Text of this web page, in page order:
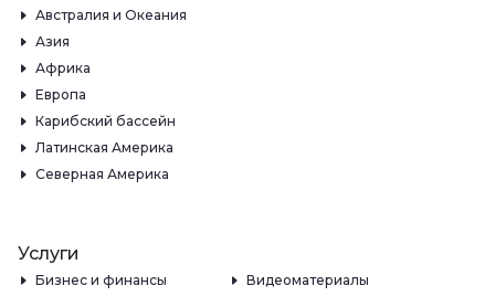
Австралия и Океания
Азия
Африка
Европа
Карибский бассейн
Латинская Америка
Северная Америка
Услуги
Бизнес и финансы
Видеоматериалы